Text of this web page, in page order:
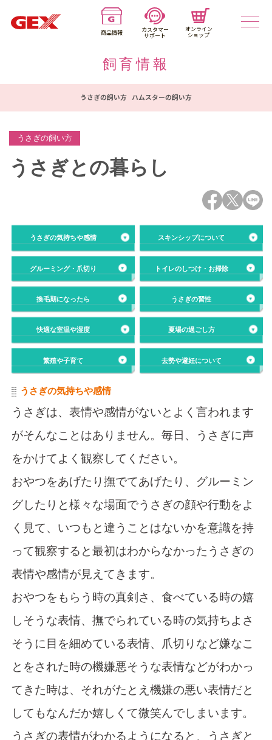
商品情報 カスタマー
サポート
オンライン
ショップ
ENGLISH 中文
飼育情報
うさぎの飼い方 ハムスターの飼い方
うさぎの飼い方
うさぎとの暮らし
うさぎの気持ちや感情 スキンシップについて
グルーミング・爪切り トイレのしつけ・お掃除
換毛期になったら うさぎの習性
快適な室温や湿度 夏場の過ごし方
繁殖や子育て 去勢や避妊について
うさぎの気持ちや感情
うさぎは、表情や感情がないとよく言われます
がそんなことはありません。毎日、うさぎに声
をかけてよく観察してください。
おやつをあげたり撫でてあげたり、グルーミン
グしたりと様々な場面でうさぎの顔や行動をよ
く見て、いつもと違うことはないかを意識を持
って観察すると最初はわからなかったうさぎの
表情や感情が見えてきます。
おやつをもらう時の真剣さ、食べている時の嬉
しそうな表情、撫でられている時の気持ちよさ
そうに目を細めている表情、爪切りなど嫌なこ
とをされた時の機嫌悪そうな表情などがわかっ
てきた時は、それがたとえ機嫌の悪い表情だと
してもなんだか嬉しくて微笑んでしまいます。
うさぎの表情がわかるようになると、うさぎと